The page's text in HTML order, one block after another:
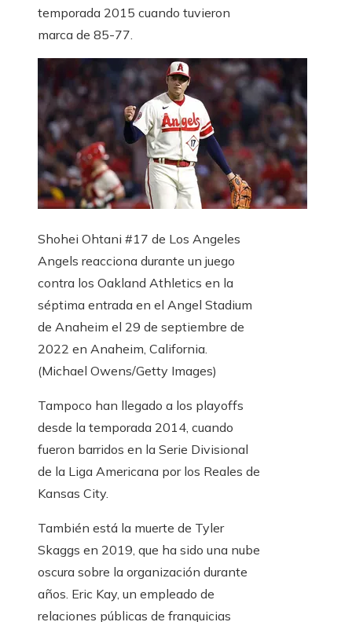
temporada 2015 cuando tuvieron
marca de 85-77.
Shohei Ohtani #17 de Los Angeles
Angels reacciona durante un juego
contra los Oakland Athletics en la
séptima entrada en el Angel Stadium
de Anaheim el 29 de septiembre de
2022 en Anaheim, California.
(Michael Owens/Getty Images)
Tampoco han llegado a los playoffs
desde la temporada 2014, cuando
fueron barridos en la Serie Divisional
de la Liga Americana por los Reales de
Kansas City.
También está la muerte de Tyler
Skaggs en 2019, que ha sido una nube
oscura sobre la organización durante
años. Eric Kay, un empleado de
relaciones públicas de franquicias